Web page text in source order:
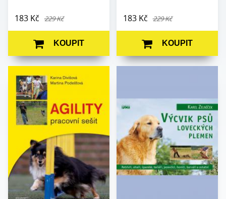
183 Kč 229 Kč
KOUPIT
183 Kč 229 Kč
KOUPIT
Autor:
Karina Divišová,
Martina Podešťová
Edice:
Edukace
Počet
Formát:
A5
Vazba:
V2 (brož.)
Obrazová čb ilustrace
Datum
vydání:
20. 11. 2009
Autor:
Karel Zelníček
Edice:
Edukace
Počet stran:
238
Formát:
210 x 145
Vazba:
V8a (pevná)
Obrazová
část:
čb a barev.
fotografie
Datum
vydání:
14. 10. 2010